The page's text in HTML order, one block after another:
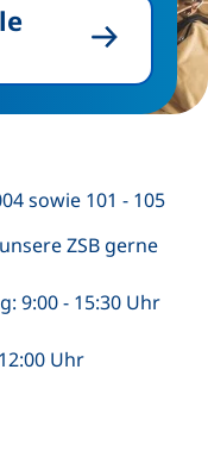
sowie 101 - 105
ZSB gerne
9:00 - 15:30 Uhr
Uhr
Telefonanruf,